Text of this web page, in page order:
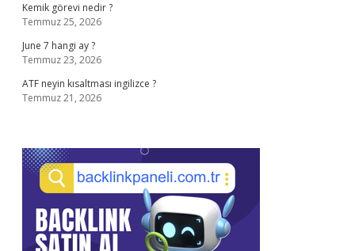
Kemik görevi nedir ?
Temmuz 25, 2026
June 7 hangi ay ?
Temmuz 23, 2026
ATF neyin kısaltması ingilizce ?
Temmuz 21, 2026